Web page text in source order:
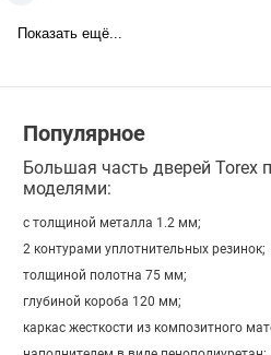
Показать ещё...
Популярное
Большая часть дверей Torex
моделями:
с толщиной металла 1.2 мм;
2 контурами уплотнительных резинок;
толщиной полотна 75 мм;
глубиной короба 120 мм;
каркас жесткости из композитного